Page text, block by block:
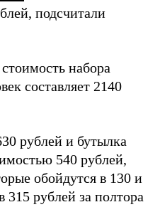
подсчитали
набора
составляет 2140
рублей и бутылка
540 рублей,
обойдутся в 130 и
315 рублей за полтора